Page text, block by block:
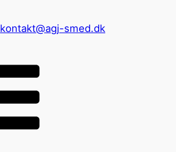
kontakt@agj-smed.dk